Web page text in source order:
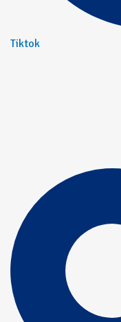
Tiktok